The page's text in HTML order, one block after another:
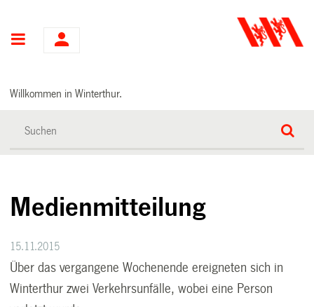
Hauptnavigation
Willkommen in Winterthur.
Medienmitteilung
15.11.2015
Über das vergangene Wochenende ereigneten sich in
Winterthur zwei Verkehrsunfälle, wobei eine Person